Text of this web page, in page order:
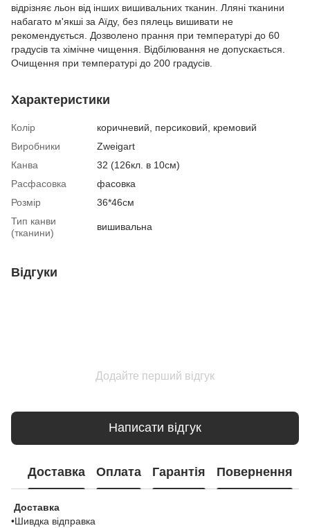
відрізняє льон від інших вишивальних тканин. Лляні тканини
набагато м'якші за Аїду, без пялець вишивати не
рекомендується. Дозволено прання при температурі до 60
градусів та хімічне чищення. Відбілювання не допускається.
Очищення при температурі до 200 градусів.
Характеристики
Колір
коричневий, персиковий, кремовий
Виробники
Zweigart
Канва
32 (126кл. в 10см)
Расфасовка
фасовка
Розмір
36*46см
Тип канви
(тканини)
вишивальна
Відгуки
Додайте перший відгук
Написати відгук
Доставка Оплата Гарантія Повернення
Доставка
•Шивдка відправка